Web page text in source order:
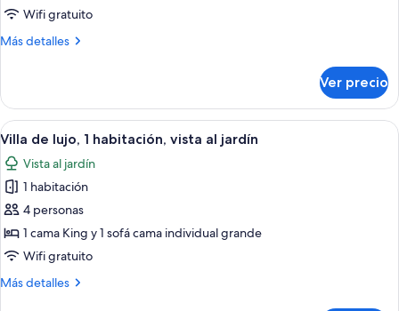
lujo,
3
al
océano
Wifi gratuito
Más detalles
Más
de
lujo,
3
habitaciones,
vista
al
océano
Ver precio
Abrir
todas
las
fotos
de
Villa
de
1
Una habitación de hotel con una
5
Villa de lujo, 1 habitación, vista al jardín
Vista al jardín
1 habitación
4 personas
1 cama King y 1 sofá cama individual grande
Wifi gratuito
Más detalles
Más